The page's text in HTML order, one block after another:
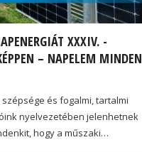
XXXIV. -
– NAPELEM MINDEN
és fogalmi, tartalmi
nyelvezetében jelenhetnek
hogy a műszaki…